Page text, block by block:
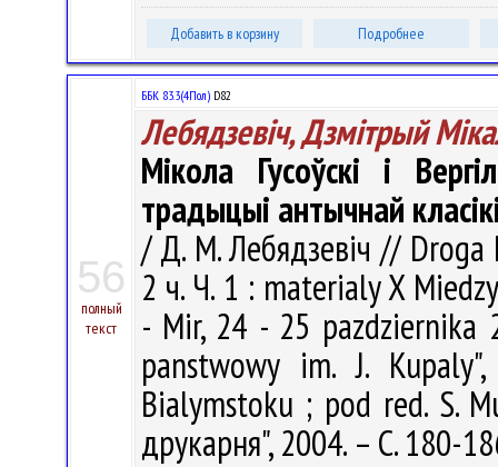
Добавить в корзину Подробнее
56
полный
текст
ББК 83.3(4Пол) D82
Лебядзевіч, Дзмітрый
Мікола Гусоўскі і
традыцыі антычнай
/ Д. М. Лебядзевіч // Droga
2 ч. Ч. 1 : materialy X
- Mir, 24 - 25 pazdziernika
panstwowy im. J.
Bialymstoku ; pod red. S.
друкарня", 2004. – С. 180-